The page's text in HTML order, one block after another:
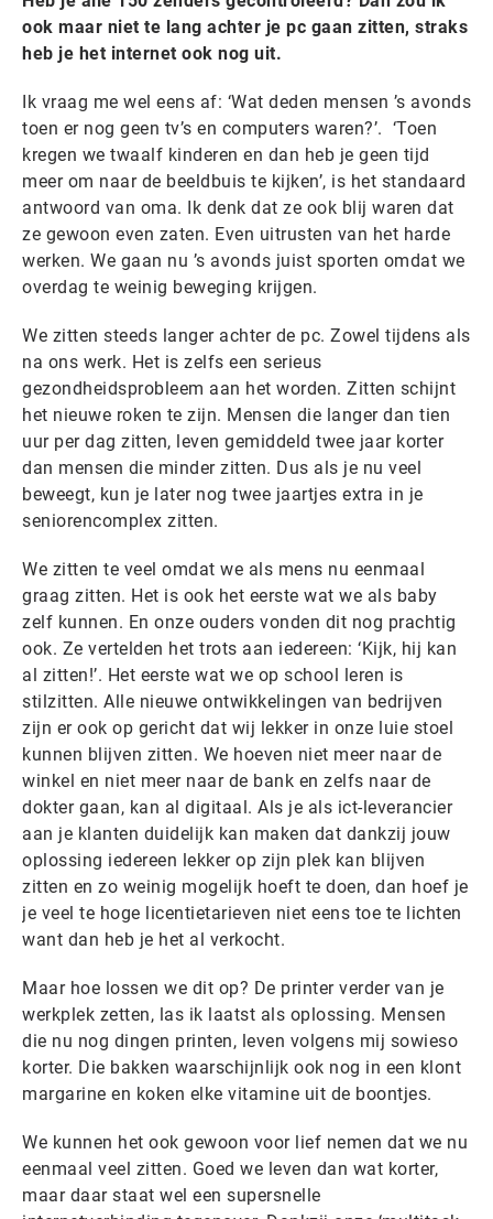
ook maar niet te lang achter je pc gaan zitten, straks
heb je het internet ook nog uit.
Ik vraag me wel eens af: ‘Wat deden mensen ’s avonds
toen er nog geen tv’s en computers waren?’. ‘Toen
kregen we twaalf kinderen en dan heb je geen tijd
meer om naar de beeldbuis te kijken’, is het standaard
antwoord van oma. Ik denk dat ze ook blij waren dat
ze gewoon even zaten. Even uitrusten van het harde
werken. We gaan nu ’s avonds juist sporten omdat we
overdag te weinig beweging krijgen.
We zitten steeds langer achter de pc. Zowel tijdens als
na ons werk. Het is zelfs een serieus
gezondheidsprobleem aan het worden. Zitten schijnt
het nieuwe roken te zijn. Mensen die langer dan tien
uur per dag zitten, leven gemiddeld twee jaar korter
dan mensen die minder zitten. Dus als je nu veel
beweegt, kun je later nog twee jaartjes extra in je
seniorencomplex zitten.
We zitten te veel omdat we als mens nu eenmaal
graag zitten. Het is ook het eerste wat we als baby
zelf kunnen. En onze ouders vonden dit nog prachtig
ook. Ze vertelden het trots aan iedereen: ‘Kijk, hij kan
al zitten!’. Het eerste wat we op school leren is
stilzitten. Alle nieuwe ontwikkelingen van bedrijven
zijn er ook op gericht dat wij lekker in onze luie stoel
kunnen blijven zitten. We hoeven niet meer naar de
winkel en niet meer naar de bank en zelfs naar de
dokter gaan, kan al digitaal. Als je als ict-leverancier
aan je klanten duidelijk kan maken dat dankzij jouw
oplossing iedereen lekker op zijn plek kan blijven
zitten en zo weinig mogelijk hoeft te doen, dan hoef je
je veel te hoge licentietarieven niet eens toe te lichten
want dan heb je het al verkocht.
Maar hoe lossen we dit op? De printer verder van je
werkplek zetten, las ik laatst als oplossing. Mensen
die nu nog dingen printen, leven volgens mij sowieso
korter. Die bakken waarschijnlijk ook nog in een klont
margarine en koken elke vitamine uit de boontjes.
We kunnen het ook gewoon voor lief nemen dat we nu
eenmaal veel zitten. Goed we leven dan wat korter,
maar daar staat wel een supersnelle